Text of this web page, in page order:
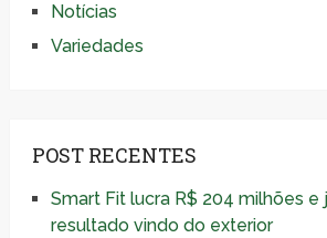
Notícias
Variedades
POST RECENTES
Smart Fit lucra R$ 204 milhões e
resultado vindo do exterior